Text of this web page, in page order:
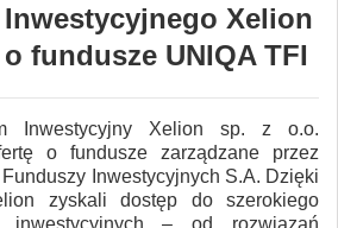
Xelion
fundusze UNIQA TFI
Inwestycyjny Xelion sp. z o.o.
o fundusze zarządzane przez
Inwestycyjnych S.A. Dzięki
zyskali dostęp do szerokiego
inwestycyjnych – od rozwiązań